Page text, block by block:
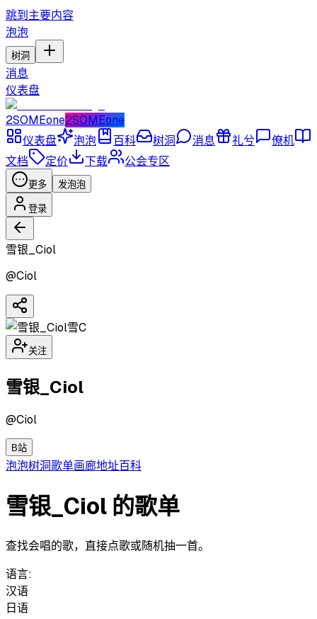
跳到主要内容
泡泡
树洞
消息
仪表盘
2SOMEone2SOMEone
仪表盘
泡泡 百科 树洞 消息 礼兮
僚机
文档
定价 下载 公会专区
更多 发泡泡
登录
雪银_Ciol
@Ciol
雪C
关注
雪银_Ciol
@Ciol
B站
泡泡树洞歌单画廊地址百科
雪银_Ciol 的歌单
查找会唱的歌，直接点歌或随机抽一首。
语言:
汉语
日语